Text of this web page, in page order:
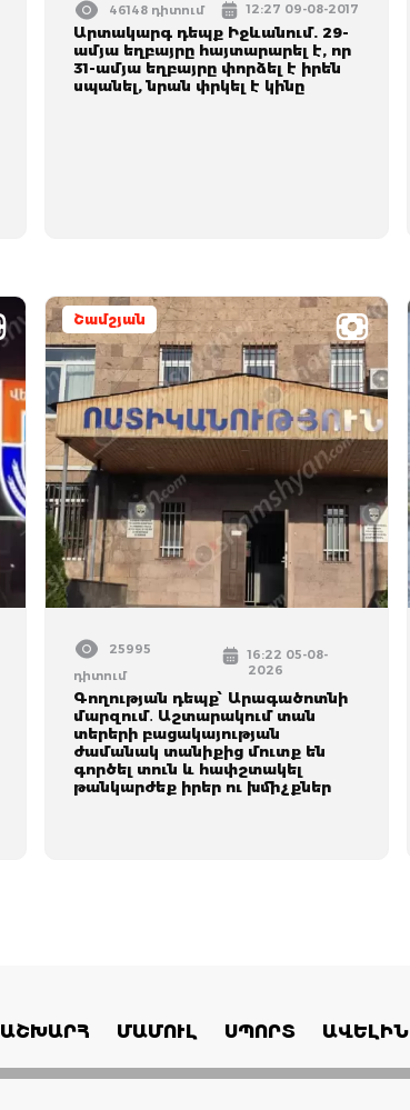
46148 դիտում 12:27 09-08-2017
Արտակարգ դեպք Իջևանում. 29-
ամյա եղբայրը հայտարարել է, որ
31-ամյա եղբայրը փորձել է իրեն
սպանել, նրան փրկել է կինը
Շամշյան
25995
դիտում
16:22 05-08-
2026
Գողության դեպք՝ Արագածոտնի
մարզում․ Աշտարակում տան
տերերի բացակայության
ժամանակ տանիքից մուտք են
գործել տուն և հափշտակել
թանկարժեք իրեր ու խմիչքներ
ԱՇԽԱՐՀ ՄԱՄՈՒԼ ՍՊՈՐՏ ԱՎԵԼԻՆ